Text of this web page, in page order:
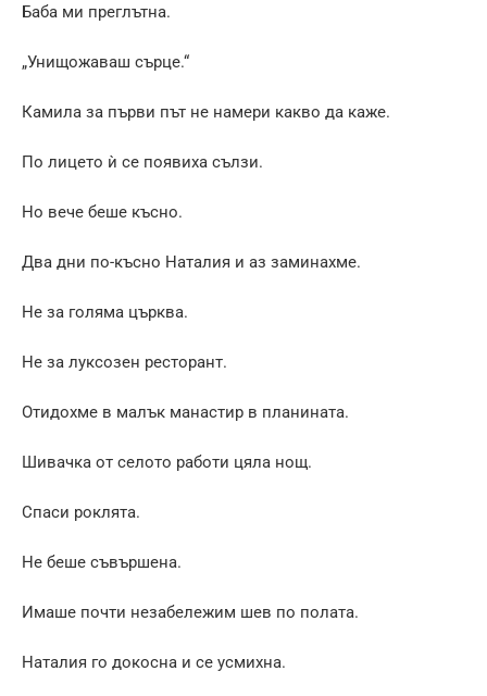
Баба ми преглътна.
„Унищожаваш сърце.“
Камила за първи път не намери какво да каже.
По лицето ѝ се появиха сълзи.
Но вече беше късно.
Два дни по-късно Наталия и аз заминахме.
Не за голяма църква.
Не за луксозен ресторант.
Отидохме в малък манастир в планината.
Шивачка от селото работи цяла нощ.
Спаси роклята.
Не беше съвършена.
Имаше почти незабележим шев по полата.
Наталия го докосна и се усмихна.